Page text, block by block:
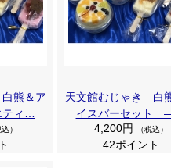
熊＆ア
ィ…
）
天文館むじゃき 白
イスバーセット
4,200円
（税込）
42ポイント